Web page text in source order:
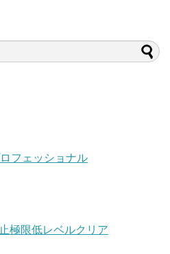
フェッショナル
極限低レベルクリア